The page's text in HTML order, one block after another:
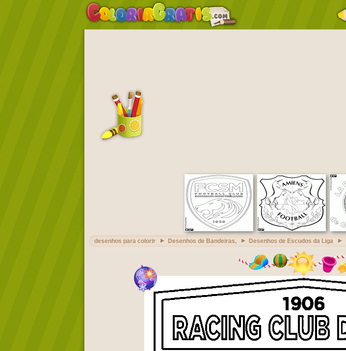
desenhos para colorir Desenhos de Bandeiras, Desenhos de Escudos da Liga